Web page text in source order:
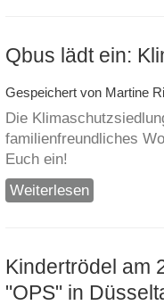
Qbus lädt ein:
Gespeichert von Martine
Die
familienfreundliches
Euch ein!
Weiterlesen
Kindertrödel am
"OPS" in